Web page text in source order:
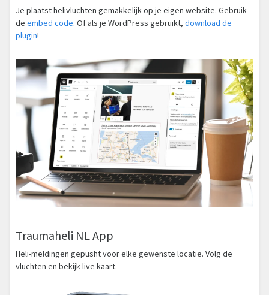
Je plaatst helivluchten gemakkelijk op je eigen website. Gebruik
de embed code. Of als je WordPress gebruikt, download de
plugin!
Traumaheli NL App
Heli-meldingen gepusht voor elke gewenste locatie. Volg de
vluchten en bekijk live kaart.